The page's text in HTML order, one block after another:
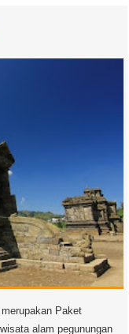
Paket
alam pegunungan